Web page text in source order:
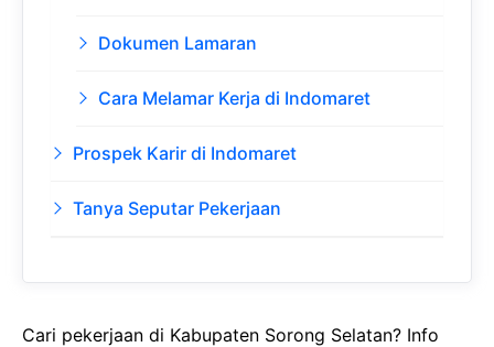
Dokumen Lamaran
Cara Melamar Kerja di Indomaret
Prospek Karir di Indomaret
Tanya Seputar Pekerjaan
Cari pekerjaan di Kabupaten Sorong Selatan? Info